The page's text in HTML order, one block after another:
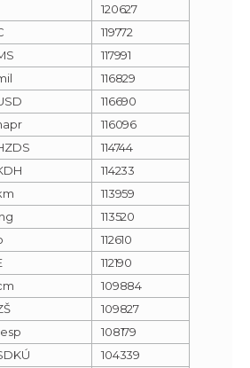
120627
119772
117991
116829
116690
116096
114744
114233
113959
113520
112610
112190
109884
109827
108179
104339